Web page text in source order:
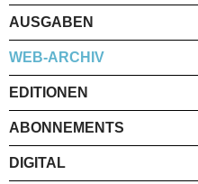
AUSGABEN
WEB-ARCHIV
EDITIONEN
ABONNEMENTS
DIGITAL